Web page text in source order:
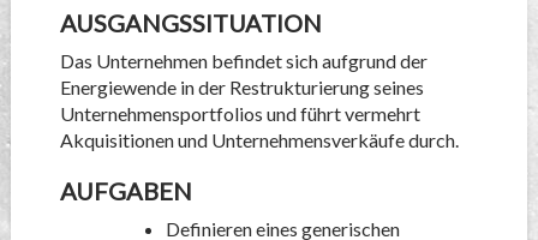
AUSGANGSSITUATION
Das Unternehmen befindet sich aufgrund der
Energiewende in der Restrukturierung seines
Unternehmensportfolios und führt vermehrt
Akquisitionen und Unternehmensverkäufe durch.
AUFGABEN
Definieren eines generischen